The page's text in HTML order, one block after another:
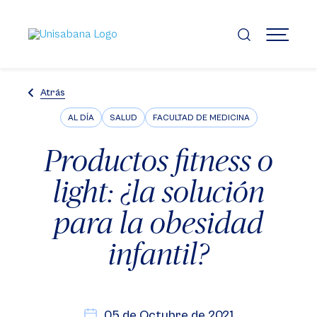
contenido
principal
MENÚ
Atrás
AL DÍA SALUD FACULTAD DE MEDICINA
Productos fitness o
light: ¿la solución
para la obesidad
infantil?